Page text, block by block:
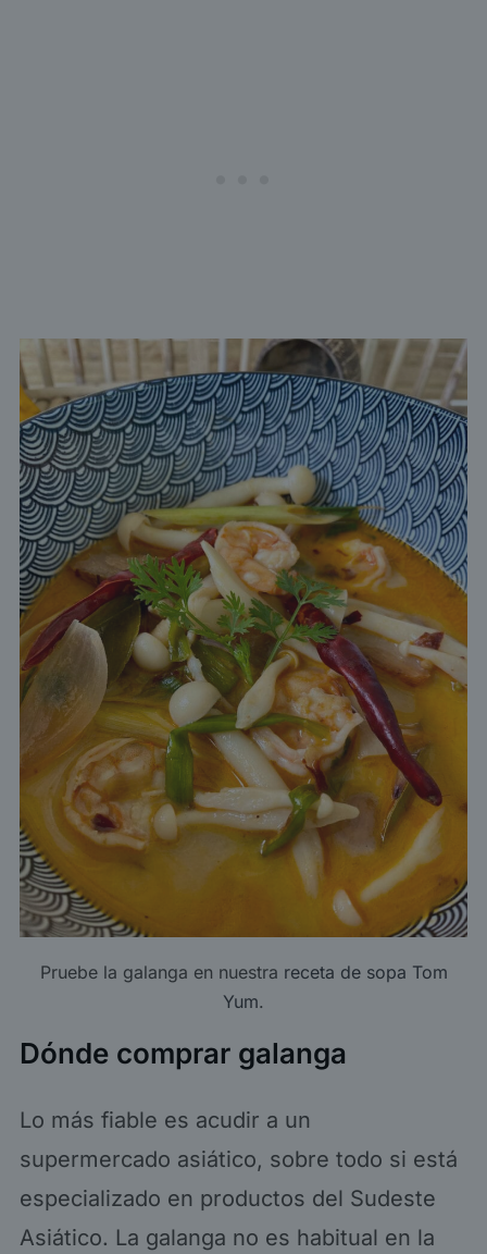
Pruebe la galanga en nuestra receta de sopa Tom
Yum.
Dónde comprar galanga
Lo más fiable es acudir a un
supermercado asiático, sobre todo si está
especializado en productos del Sudeste
Asiático. La galanga no es habitual en la